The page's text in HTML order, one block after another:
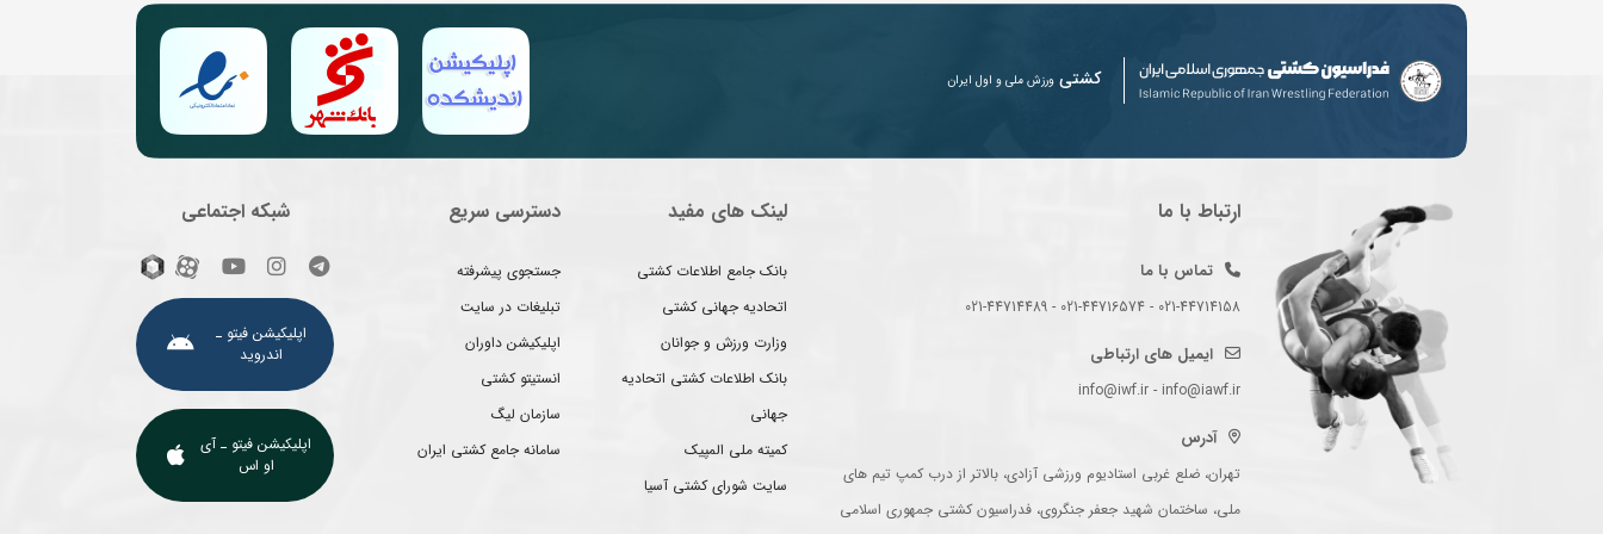
کشتی ورزش ملی و اول ایران
ارتباط با ما
تماس با ما
021-44714158 - 021-44716574 - 021-44714489
ایمیل های ارتباطی
info@iwf.ir - info@iawf.ir
آدرس
تهران، ضلع غربی استادیوم ورزشی آزادی، بالاتر از درب کمپ تیم های
ملی، ساختمان شهید جعفر جنگروی، فدراسیون کشتی جمهوری اسلامی
لینک های مفید
بانک جامع اطلاعات کشتی
اتحادیه جهانی کشتی
وزارت ورزش و جوانان
بانک اطلاعات کشتی اتحادیه
جهانی
کمیته ملی المپیک
سایت شورای کشتی آسیا
دسترسی سریع
جستجوی پیشرفته
تبلیغات در سایت
اپلیکیشن داوران
انستیتو کشتی
سازمان لیگ
سامانه جامع کشتی ایران
شبکه اجتماعی
اپلیکیشن فیتو ـ
اندروید
اپلیکیشن فیتو ـ آی
او اس